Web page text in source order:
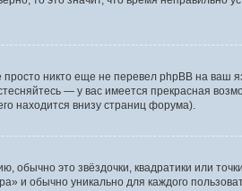
никто еще не перевел phpBB на ваш
— у вас имеется прекрасная
находится внизу страниц форума).
обычно это звёздочки, квадратики или
и обычно уникально для каждого